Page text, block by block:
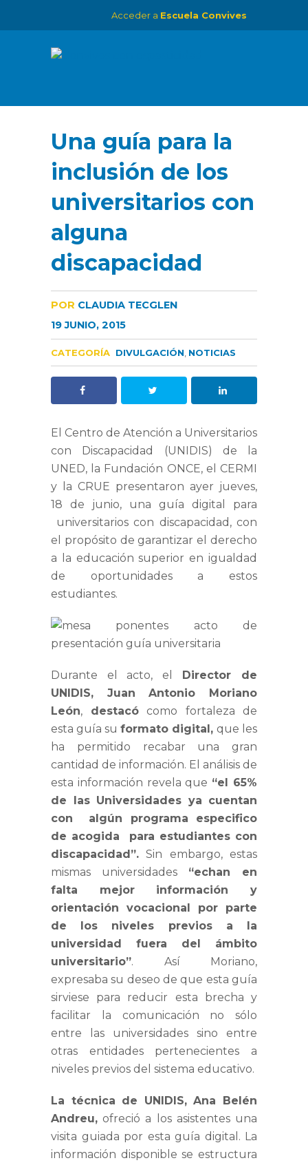
Acceder a Escuela Convives
Una guía para la
inclusión de los
universitarios con
alguna
discapacidad
POR CLAUDIA TECGLEN
19 JUNIO, 2015
CATEGORÍA DIVULGACIÓN NOTICIAS
El Centro de Atención a Universitarios
con Discapacidad (UNIDIS) de la
UNED, la Fundación ONCE, el CERMI
y la CRUE presentaron ayer jueves,
18 de junio, una guía digital para
universitarios con discapacidad, con
el propósito de garantizar el derecho
a la educación superior en igualdad
de oportunidades a estos
estudiantes.
Durante el acto, el
Director de
UNIDIS, Juan Antonio Moriano
León, destacócomo fortaleza de
esta guía su formato digital, que les
ha permitido recabar una gran
cantidad de información. El análisis de
esta información revela que “el 65%
de las Universidades ya cuentan
con algún programa especifico
de acogida para estudiantes con
discapacidad”. Sin embargo, estas
mismas universidades “echan en
falta mejor información y
orientación vocacional por parte
de los niveles previos a la
universidad fuera del ámbito
universitario”. Así Moriano,
expresaba su deseo de que esta guía
sirviese para reducir esta brecha y
facilitar la comunicación no sólo
entre las universidades sino entre
otras entidades pertenecientes a
niveles previos del sistema educativo.
La técnica de UNIDIS, Ana Belén
Andreu, ofreció a los asistentes una
visita guiada por esta guía digital. La
información disponible se estructura